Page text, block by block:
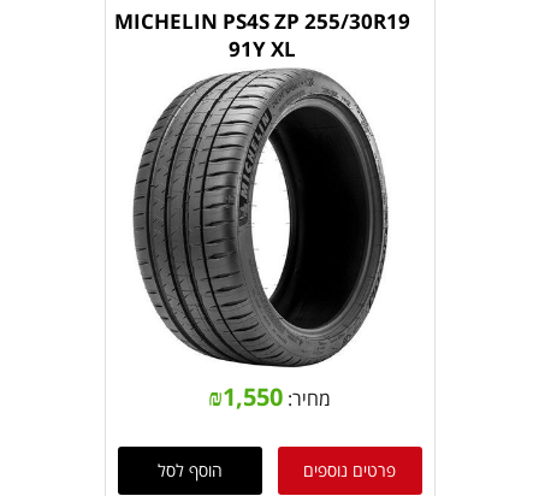
MICHELIN PS4S ZP 255/30R19
91Y XL
מחיר: ₪1,550
פרטים נוספים הוסף לסל